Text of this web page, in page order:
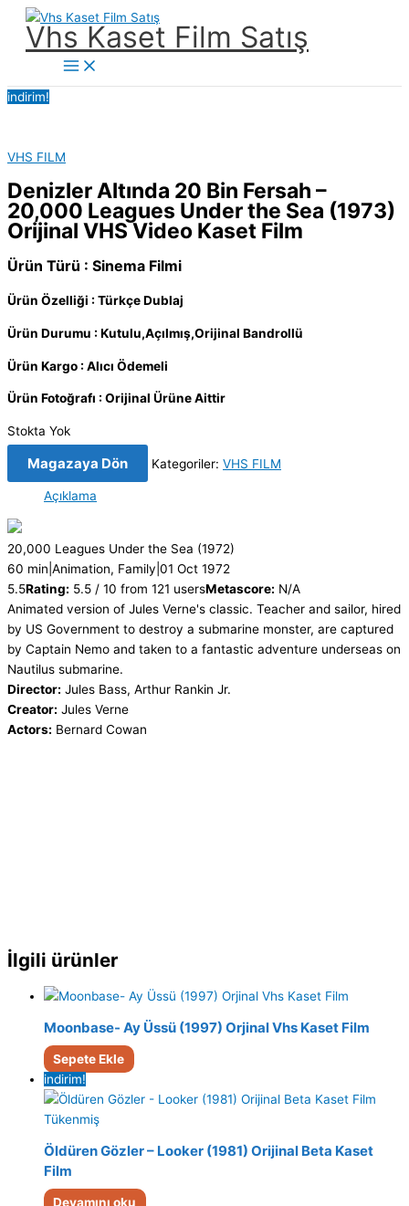
İçeriğe
Vhs Kaset Film Satış
Main
Menu
indirim!
VHS FILM
Denizler Altında 20 Bin Fersah –
20,000 Leagues Under the Sea (1973)
Orijinal VHS Video Kaset Film
Ürün Türü : Sinema Filmi
Ürün Özelliği : Türkçe Dublaj
Ürün Durumu : Kutulu,Açılmış,Orijinal Bandrollü
Ürün Kargo : Alıcı Ödemeli
Ürün Fotoğrafı : Orijinal Ürüne Aittir
Stokta Yok
Magazaya Dön Kategoriler: VHS FILM
Açıklama
20,000 Leagues Under the Sea (1972)
60 min Animation, Family 01 Oct 1972
5.5Rating: 5.5 / 10 from 121 usersMetascore: N/A
Animated version of Jules Verne's classic. Teacher and sailor, hired
by US Government to destroy a submarine monster, are captured
by Captain Nemo and taken to a fantastic adventure underseas on
Nautilus submarine.
Director: Jules Bass, Arthur Rankin Jr.
Creator: Jules Verne
Actors: Bernard Cowan
İlgili ürünler
Moonbase- Ay Üssü (1997) Orjinal Vhs Kaset Film
Sepete Ekle
indirim!
Tükenmiş
Öldüren Gözler – Looker (1981) Orijinal Beta Kaset
Film
Devamını oku